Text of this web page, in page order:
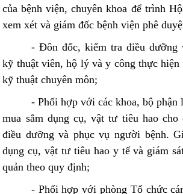
của bệnh viện, chuyên khoa để trình
xem xét và giám đốc bệnh viện phê
- Đôn đốc, kiểm tra điều dưỡng
kỹ thuật viên, hộ lý và y công thực hiện
kỹ thuật chuyên môn;
- Phối hợp với các khoa, bộ phận
mua sắm dụng cụ, vật tư tiêu hao cho
điều dưỡng và phục vụ người bệnh.
dụng cụ, vật tư tiêu hao y tế và giám
quản theo quy định;
- Phối hợp với phòng Tổ chức